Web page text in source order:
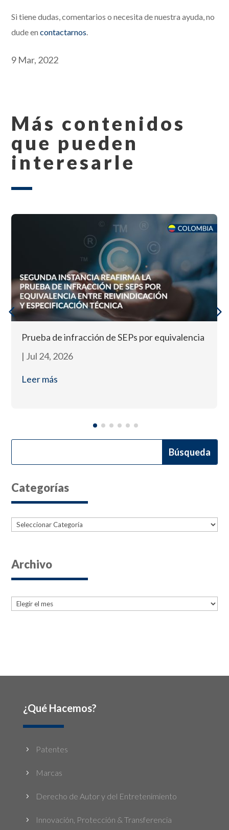
Si tiene dudas, comentarios o necesita de nuestra ayuda, no
dude encontactarnos
9 Mar, 2022
Más contenidos
que pueden
interesarle
Prueba de infracción de SEPs por equivalencia
| Jul 24, 2026
Leer más
Categorías
Categorías
Archivo
Archives
¿Qué Hacemos?
5 Patentes
5 Marcas
5 Derecho de Autor y del Entretenimiento
5 Innovación, Protección & Transferencia